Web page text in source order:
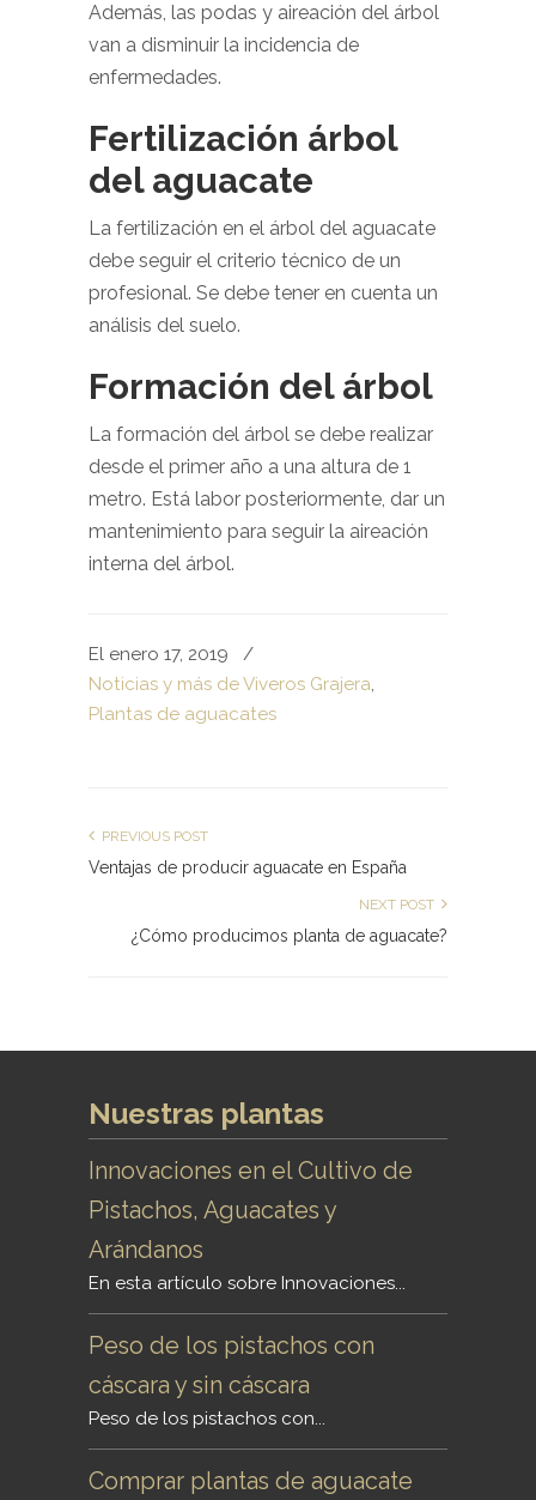
Además, las podas y aireación del árbol
van a disminuir la incidencia de
enfermedades.
Fertilización árbol
del aguacate
La fertilización en el árbol del aguacate
debe seguir el criterio técnico de un
profesional. Se debe tener en cuenta un
análisis del suelo.
Formación del árbol
La formación del árbol se debe realizar
desde el primer año a una altura de 1
metro. Está labor posteriormente, dar un
mantenimiento para seguir la aireación
interna del árbol.
El enero 17, 2019
/
Noticias y más de Viveros Grajera,
Plantas de aguacates
PREVIOUS POST
Ventajas de producir aguacate en España
NEXT POST
¿Cómo producimos planta de aguacate?
Nuestras plantas
Innovaciones en el Cultivo de
Pistachos, Aguacates y
Arándanos
En esta artículo sobre Innovaciones...
Peso de los pistachos con
cáscara y sin cáscara
Peso de los pistachos con...
Comprar plantas de aguacate